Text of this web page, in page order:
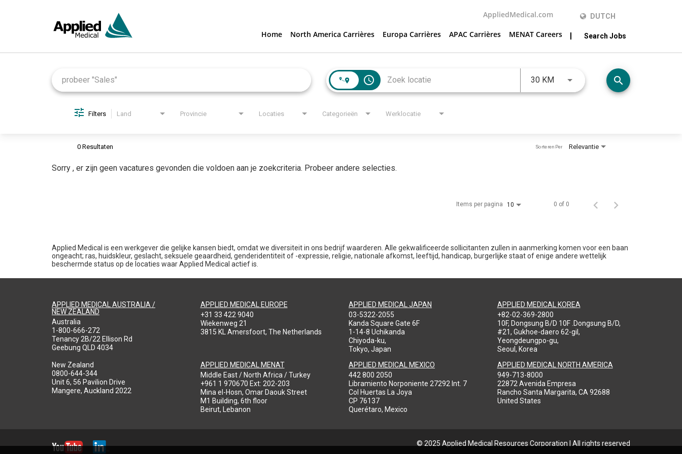
AppliedMedical.com DUTCH
Home North America Carrières Europa Carrières APAC Carrières MENAT Careers Search Jobs
access_time 30 KM search
Filters Land Provincie Locaties Categorieën Werklocatie
0 Resultaten Relevantie
Sorteren Per
Sorry , er zijn geen vacatures gevonden die voldoen aan je zoekcriteria. Probeer andere selecties.
Items per pagina 10 0 of 0
Applied Medical is een werkgever die gelijke kansen biedt, omdat we diversiteit in ons bedrijf waarderen. Alle gekwalificeerde sollicitanten zullen in aanmerking komen voor een baan
ongeacht; ras, huidskleur, geslacht, seksuele geaardheid, genderidentiteit of -expressie, religie, nationale afkomst, leeftijd, handicap, burgerlijke staat of enige andere wettelijk
beschermde status op de locaties waar Applied Medical actief is.
APPLIED MEDICAL AUSTRALIA /
NEW ZEALAND
Australia
1-800-666-272
Tenancy 2B/22 Ellison Rd
Geebung QLD 4034
New Zealand
0800-644-344
Unit 6, 56 Pavilion Drive
Mangere, Auckland 2022
APPLIED MEDICAL EUROPE
+31 33 422 9040
Wiekenweg 21
3815 KL Amersfoort, The Netherlands
APPLIED MEDICAL MENAT
Middle East / North Africa / Turkey
+961 1 970670 Ext: 202-203
Mina el-Hosn, Omar Daouk Street
M1 Building, 6th floor
Beirut, Lebanon
APPLIED MEDICAL JAPAN
03-5322-2055
Kanda Square Gate 6F
1-14-8 Uchikanda
Chiyoda-ku,
Tokyo, Japan
APPLIED MEDICAL MEXICO
442 800 2050
Libramiento Norponiente 27292 Int. 7
Col Huertas La Joya
CP 76137
Querétaro, Mexico
APPLIED MEDICAL KOREA
+82-02-369-2800
10F, Dongsung B/D 10F .Dongsung B/D,
#21, Gukhoe-daero 62-gil,
Yeongdeungpo-gu,
Seoul, Korea
APPLIED MEDICAL NORTH AMERICA
949-713-8000
22872 Avenida Empresa
Rancho Santa Margarita, CA 92688
United States
© 2025 Applied Medical Resources Corporation | All rights reserved